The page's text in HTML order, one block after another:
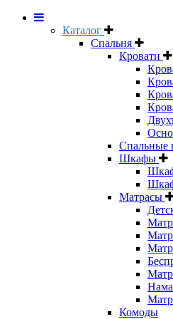
Каталог
Спальня
Кровати
Спальные
Шкафы
Матрасы
Комоды